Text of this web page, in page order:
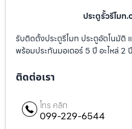
ประตูรั้วรีโมท
รับติดตั้งประตูรีโมท ประตูอัตโนมัติ
พร้อมประกันมอเตอร์ 5 ปี อะไหล่ 2 ปี
ติดต่อเรา
โทร คลิก
099-229-6544